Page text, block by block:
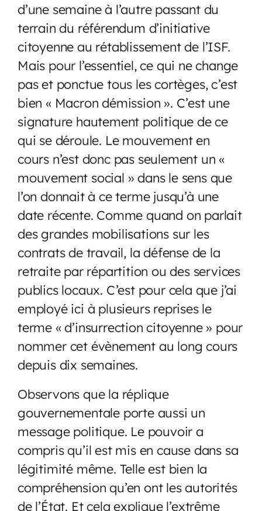
d’une semaine à l’autre passant du
terrain du référendum d’initiative
citoyenne au rétablissement de l’ISF.
Mais pour l’essentiel, ce qui ne change
pas et ponctue tous les cortèges, c’est
bien « Macron démission ». C’est une
signature hautement politique de ce
qui se déroule. Le mouvement en
cours n’est donc pas seulement un «
mouvement social » dans le sens que
l’on donnait à ce terme jusqu’à une
date récente. Comme quand on parlait
des grandes mobilisations sur les
contrats de travail, la défense de la
retraite par répartition ou des services
publics locaux. C’est pour cela que j’ai
employé ici à plusieurs reprises le
terme « d’insurrection citoyenne » pour
nommer cet évènement au long cours
depuis dix semaines.
Observons que la réplique
gouvernementale porte aussi un
message politique. Le pouvoir a
compris qu’il est mis en cause dans sa
légitimité même. Telle est bien la
compréhension qu’en ont les autorités
de l’État. Et cela explique l’extrême